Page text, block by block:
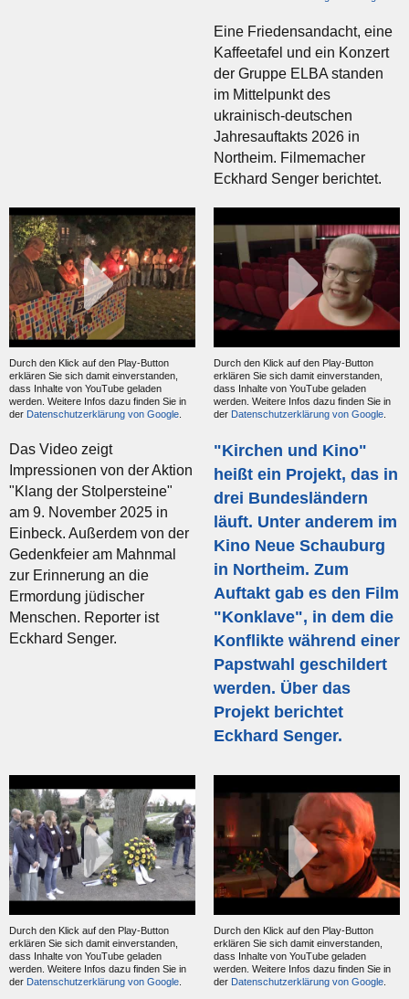
Eine Friedensandacht, eine
Kaffeetafel und ein Konzert
der Gruppe ELBA standen
im Mittelpunkt des
ukrainisch-deutschen
Jahresauftakts 2026 in
Northeim. Filmemacher
Eckhard Senger berichtet.
Durch den Klick auf den Play-Button
erklären Sie sich damit einverstanden,
dass Inhalte von YouTube geladen
werden. Weitere Infos dazu finden Sie in
der Datenschutzerklärung von Google.
Das Video zeigt
Impressionen von der Aktion
"Klang der Stolpersteine"
am 9. November 2025 in
Einbeck. Außerdem von der
Gedenkfeier am Mahnmal
zur Erinnerung an die
Ermordung jüdischer
Menschen. Reporter ist
Eckhard Senger.
Durch den Klick auf den Play-Button
erklären Sie sich damit einverstanden,
dass Inhalte von YouTube geladen
werden. Weitere Infos dazu finden Sie in
der Datenschutzerklärung von Google.
"Kirchen und Kino"
heißt ein Projekt, das in
drei Bundesländern
läuft. Unter anderem im
Kino Neue Schauburg
in Northeim. Zum
Auftakt gab es den Film
"Konklave", in dem die
Konflikte während einer
Papstwahl geschildert
werden. Über das
Projekt berichtet
Eckhard Senger.
Durch den Klick auf den Play-Button
erklären Sie sich damit einverstanden,
dass Inhalte von YouTube geladen
werden. Weitere Infos dazu finden Sie in
der Datenschutzerklärung von Google.
Durch den Klick auf den Play-Button
erklären Sie sich damit einverstanden,
dass Inhalte von YouTube geladen
werden. Weitere Infos dazu finden Sie in
der Datenschutzerklärung von Google.